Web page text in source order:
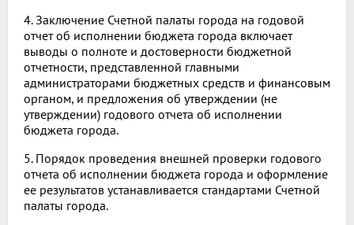
4. Заключение Счетной палаты города на годовой
отчет об исполнении бюджета города включает
выводы о полноте и достоверности бюджетной
отчетности, представленной главными
администраторами бюджетных средств и финансовым
органом, и предложения об утверждении (не
утверждении) годового отчета об исполнении
бюджета города.
5. Порядок проведения внешней проверки годового
отчета об исполнении бюджета города и оформление
ее результатов устанавливается стандартами Счетной
палаты города.